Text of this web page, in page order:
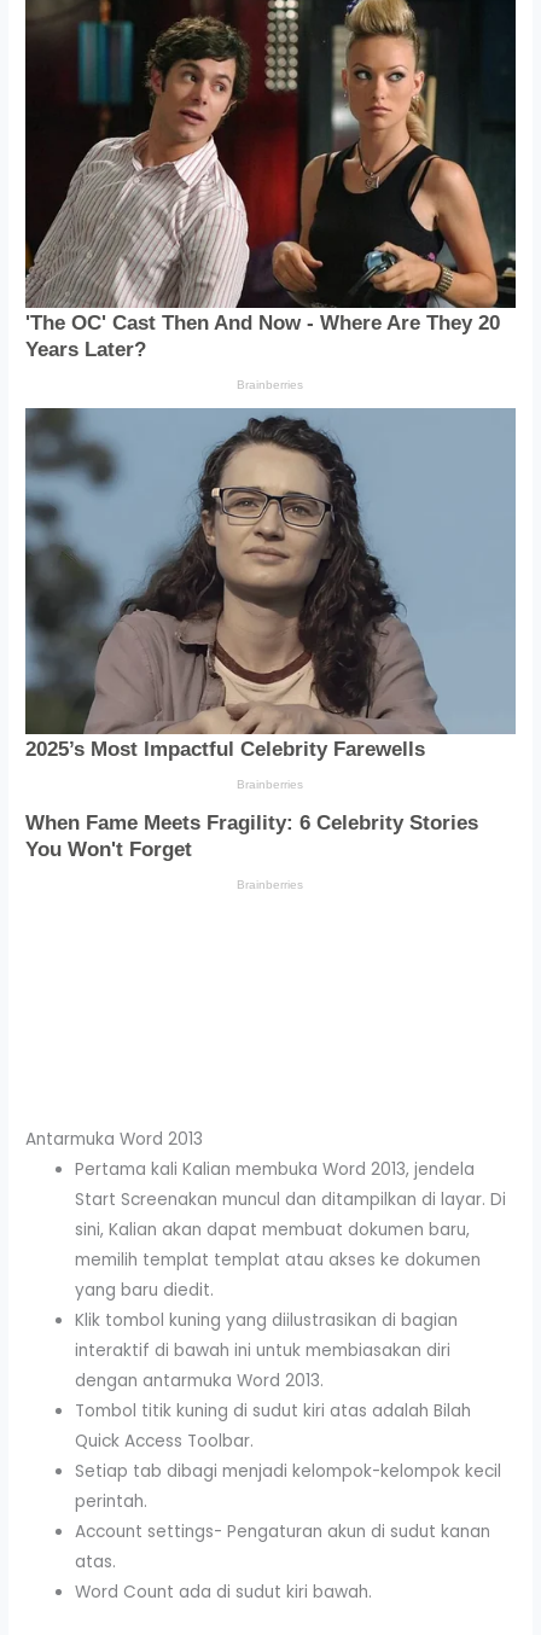
Antarmuka Word 2013
Pertama kali Kalian membuka Word 2013, jendela
Start Screenakan muncul dan ditampilkan di layar. Di
sini, Kalian akan dapat membuat dokumen baru,
memilih templat templat atau akses ke dokumen
yang baru diedit.
Klik tombol kuning yang diilustrasikan di bagian
interaktif di bawah ini untuk membiasakan diri
dengan antarmuka Word 2013.
Tombol titik kuning di sudut kiri atas adalah Bilah
Quick Access Toolbar.
Setiap tab dibagi menjadi kelompok-kelompok kecil
perintah.
Account settings- Pengaturan akun di sudut kanan
atas.
Word Count ada di sudut kiri bawah.